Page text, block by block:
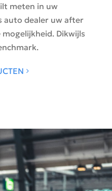
meten in uw
auto dealer uw after
mogelijkheid. Dikwijls